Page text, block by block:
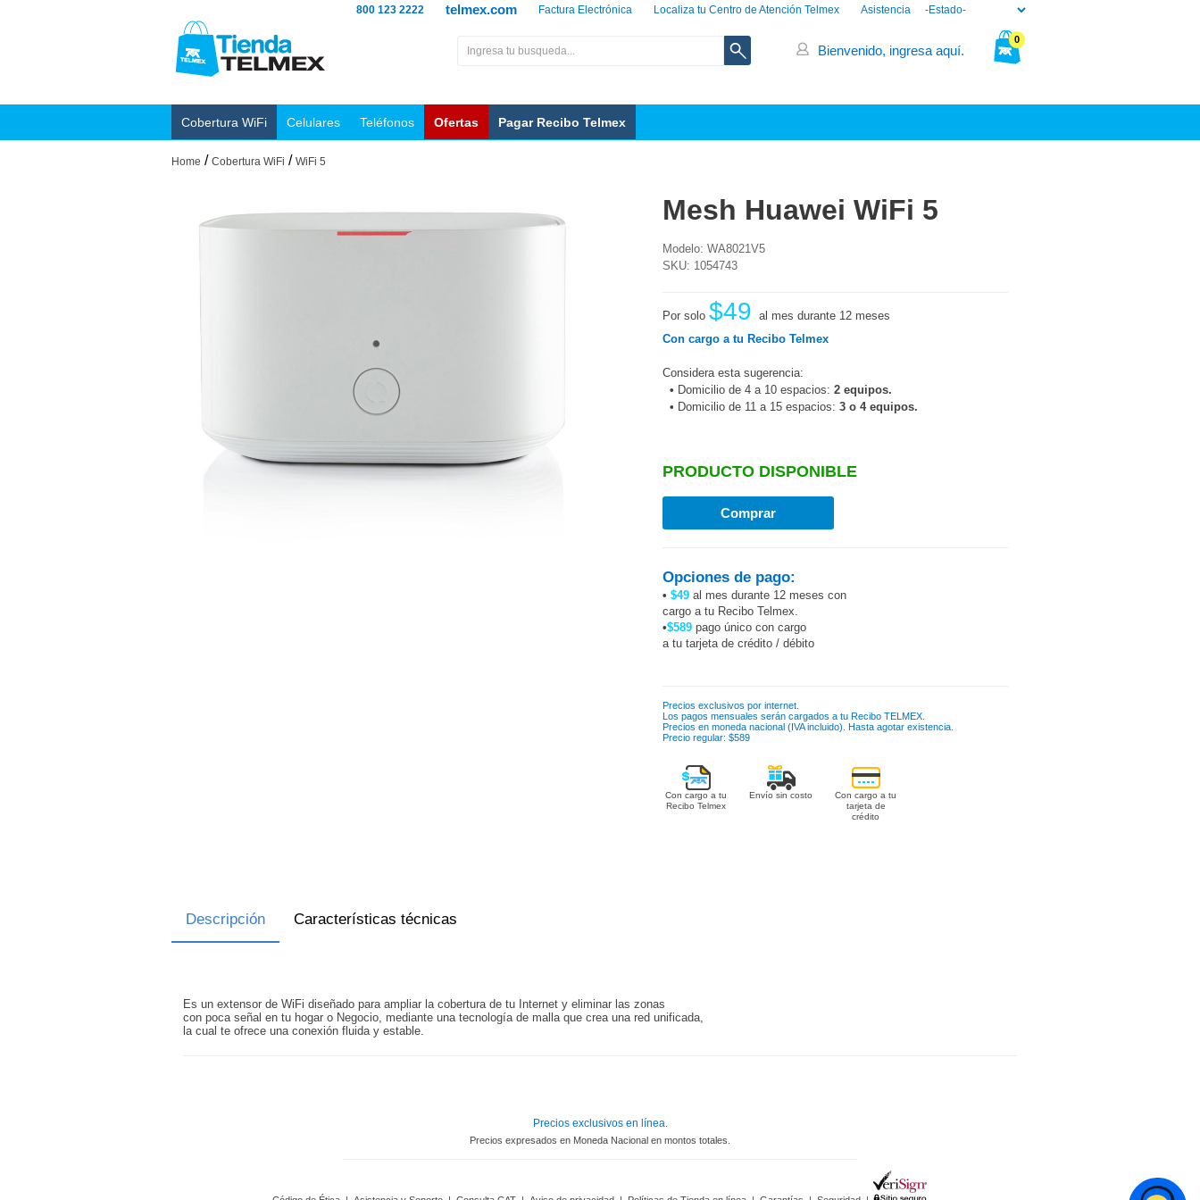
Asistencia
Localiza tu Centro de Atención Telmex
Factura Electrónica
telmex.com
800 123 2222
0
Bienvenido, ingresa aquí.
Cobertura WiFi Celulares Teléfonos Ofertas Pagar Recibo Telmex
Home / Cobertura WiFi / WiFi 5
Mesh Huawei WiFi 5
Modelo: WA8021V5
SKU: 1054743
Por solo $49 al mes durante 12 meses
Con cargo a tu Recibo Telmex
Considera esta sugerencia:
• Domicilio de 4 a 10 espacios: 2 equipos.
• Domicilio de 11 a 15 espacios: 3 o 4 equipos.
PRODUCTO DISPONIBLE
Opciones de pago:
• $49 al mes durante 12 meses con
cargo a tu Recibo Telmex.
•$589 pago único con cargo
a tu tarjeta de crédito / débito
Precios exclusivos por internet.
Los pagos mensuales serán cargados a tu Recibo TELMEX.
Precios en moneda nacional (IVA incluido). Hasta agotar existencia.
Precio regular: $589
Con cargo a tu
Recibo Telmex
Envío sin costo
Con cargo a tu
tarjeta de
crédito
Descripción Características técnicas
Es un extensor de WiFi diseñado para ampliar la cobertura de tu Internet y eliminar las zonas
con poca señal en tu hogar o Negocio, mediante una tecnología de malla que crea una red unificada,
la cual te ofrece una conexión fluida y estable.
Precios exclusivos en línea.
Precios expresados en Moneda Nacional en montos totales.